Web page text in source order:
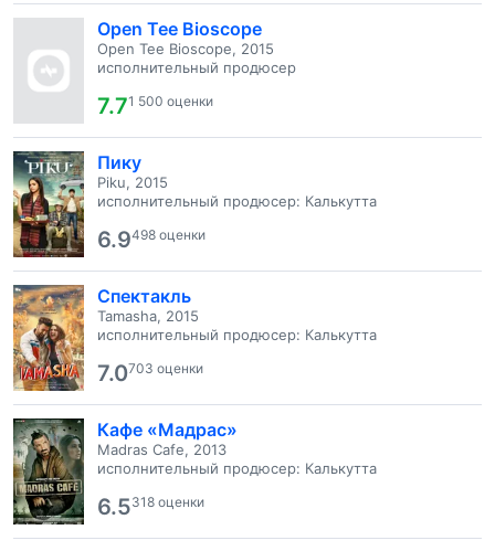
Open Tee Bioscope
Open Tee Bioscope, 2015
исполнительный продюсер
7.71 500 оценки
Пику
Piku, 2015
исполнительный продюсер: Калькутта
6.9498 оценки
Спектакль
Tamasha, 2015
исполнительный продюсер: Калькутта
7.0703 оценки
Кафе «Мадрас»
Madras Cafe, 2013
исполнительный продюсер: Калькутта
6.5318 оценки